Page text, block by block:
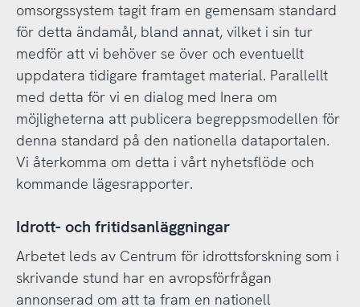
omsorgssystem tagit fram en gemensam standard
för detta ändamål, bland annat, vilket i sin tur
medför att vi behöver se över och eventuellt
uppdatera tidigare framtaget material. Parallellt
med detta för vi en dialog med Inera om
möjligheterna att publicera begreppsmodellen för
denna standard på den nationella dataportalen.
Vi återkomma om detta i vårt nyhetsflöde och
kommande lägesrapporter.
Idrott- och fritidsanläggningar
Arbetet leds av Centrum för idrottsforskning som i
skrivande stund har en avropsförfrågan
annonserad om att ta fram en nationell